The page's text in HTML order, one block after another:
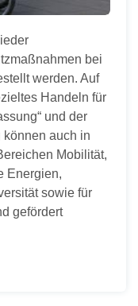
bei
werden. Auf
Handeln für
und der
auch in
Mobilität,
Energien,
sowie für
gefördert